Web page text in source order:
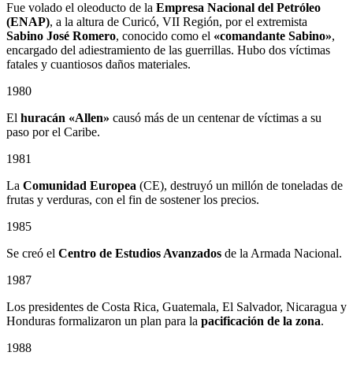
Fue volado el oleoducto de la Empresa Nacional del Petróleo
(ENAP), a la altura de Curicó, VII Región, por el extremista
Sabino José Romero, conocido como el «comandante Sabino»,
encargado del adiestramiento de las guerrillas. Hubo dos víctimas
fatales y cuantiosos daños materiales.
1980
El huracán «Allen» causó más de un centenar de víctimas a su
paso por el Caribe.
1981
La Comunidad Europea (CE), destruyó un millón de toneladas de
frutas y verduras, con el fin de sostener los precios.
1985
Se creó el Centro de Estudios Avanzados de la Armada Nacional.
1987
Los presidentes de Costa Rica, Guatemala, El Salvador, Nicaragua y
Honduras formalizaron un plan para la pacificación de la zona.
1988